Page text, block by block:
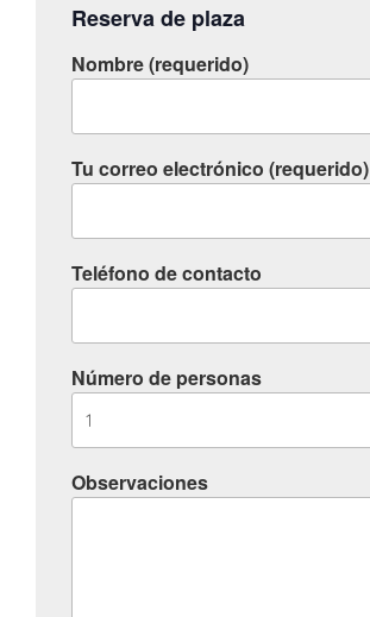
Reserva de plaza
Nombre (requerido)
Tu correo electrónico (requerido)
Teléfono de contacto
Número de personas
Observaciones